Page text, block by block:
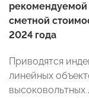
рекомендуемой
сметной
2024 года
Приводятся
линейных
высоковольтных